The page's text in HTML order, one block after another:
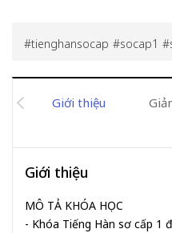
tienghansocap socap1
Giới thiệu
Giới thiệu
MÔ TẢ KHÓA HỌC
- Khóa Tiếng Hàn sơ cấp 1